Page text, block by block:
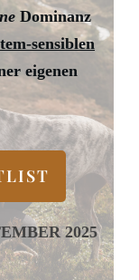
Dominanz
sensiblen
eigenen
2025